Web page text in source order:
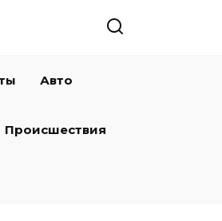
Авто
Происшествия